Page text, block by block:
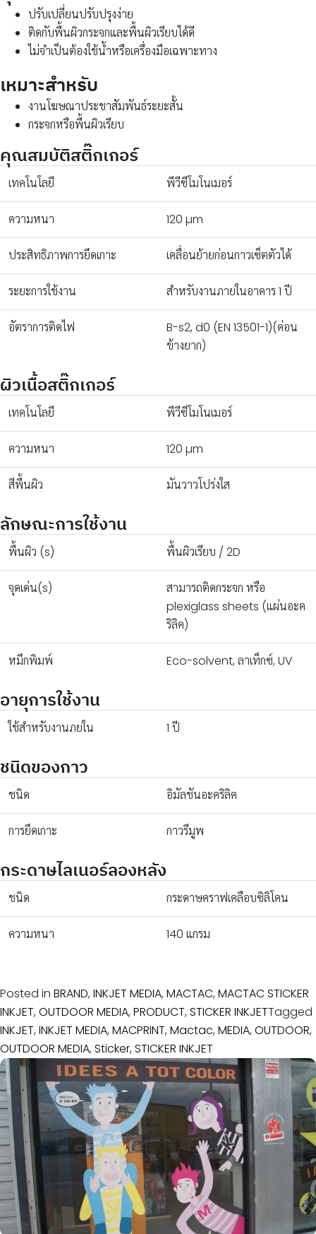
ปรับเปลี่ยนปรับปรุงง่าย
ติดกับพื้นผิวกระจกและพื้นผิวเรียบได้ดี
ไม่จำเป็นต้องใช้น้ำหรือเครื่องมือเฉพาะทาง
เหมาะสำหรับ
งานโฆษณาประชาสัมพันธ์ระยะสั้น
กระจกหรือพื้นผิวเรียบ
คุณสมบัติสติ๊กเกอร์
เทคโนโลยี พีวีซีโมโนเมอร์
ความหนา 120 µm
ประสิทธิภาพการยึดเกาะ เคลื่อนย้ายก่อนกาวเซ็ตตัวได้
ระยะการใช้งาน สำหรับงานภายในอาคาร 1 ปี
อัตราการติดไฟ
B-s2, d0 (EN 13501-1)(ค่อน
ข้างยาก)
ผิวเนื้อสติ๊กเกอร์
เทคโนโลยี พีวีซีโมโนเมอร์
ความหนา 120 µm
สีพื้นผิว มันวาวโปร่งใส
ลักษณะการใช้งาน
พื้นผิว (s) พื้นผิวเรียบ / 2D
จุดเด่น(s)
สามารถติดกระจก หรือ
plexiglass sheets (แผ่นอะค
ริลิค)
หมึกพิมพ์ Eco-solvent, ลาเท็กซ์, UV
อายุการใช้งาน
ใช้สำหรับงานภยใน 1 ปี
ชนิดของกาว
ชนิด อิมัลชันอะคริลิค
การยึดเกาะ กาวรีมูพ
กระดาษไลเนอร์ลองหลัง
ชนิด กระดาษคราฟเคลือบซิลิโคน
ความหนา 140 แกรม
Posted in BRAND, INKJET MEDIA, MACTAC, MACTAC STICKER
INKJET, OUTDOOR MEDIA, PRODUCT, STICKER INKJETTagged
INKJET, INKJET MEDIA, MACPRINT, Mactac, MEDIA, OUTDOOR,
OUTDOOR MEDIA, Sticker, STICKER INKJET